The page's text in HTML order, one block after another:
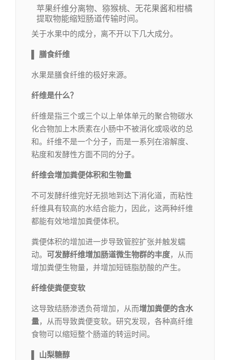
苹果纤维分离物、猕猴桃、无花果酱和柑橘
提取物能缩短肠道传输时间。
关于水果中的成分，离不开以下几大成分。
膳食纤维
水果是膳食纤维的极好来源。
纤维是什么？
纤维是指三个或三个以上单体单元的聚合物碳水
化合物加上木质素在小肠中不被消化或吸收的总
和。纤维不是一个分子，而是一系列在溶解度、
粘度和发酵性方面不同的分子。
纤维会增加粪便体积和生物量
不可发酵纤维完好无损地到达下消化道，而粘性
纤维具有较高的水结合能力，因此，这两种纤维
都能有效地增加粪便体积。
粪便体积的增加进一步导致管腔扩张并触发蠕
动。 可发酵纤维增加肠道微生物群的丰度，从而
增加粪便生物量，并增加短链脂肪酸的产生。
纤维使粪便变软
这导致结肠渗透负荷增加，从而增加粪便的含水
量，从而导致粪便变软。研究发现，各种高纤维
食物可以缩短整个肠道的转运时间。
山梨糖醇